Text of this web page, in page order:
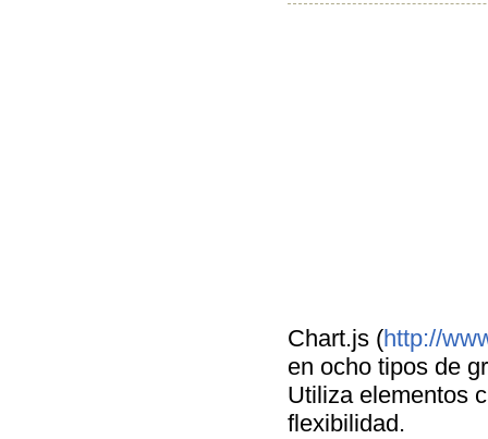
Chart.js (http://
en ocho tipos de
Utiliza elementos
flexibilidad.